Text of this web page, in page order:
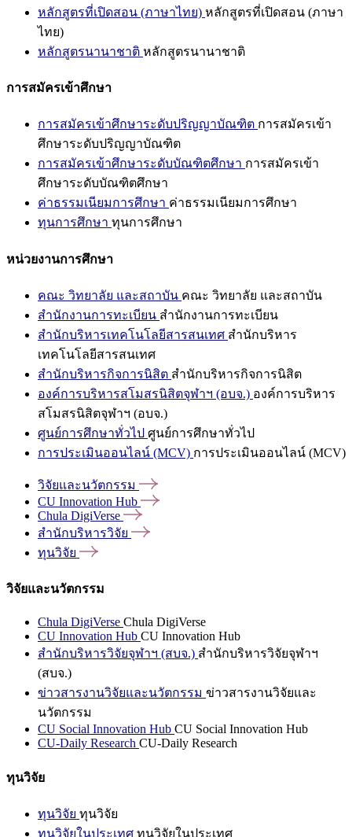
หลักสูตรที่เปิดสอน (ภาษาไทย) หลักสูตรที่เปิดสอน (ภาษา
ไทย)
หลักสูตรนานาชาติ หลักสูตรนานาชาติ
การสมัครเข้าศึกษา
การสมัครเข้าศึกษาระดับปริญญาบัณฑิต การสมัครเข้า
ศึกษาระดับปริญญาบัณฑิต
การสมัครเข้าศึกษาระดับบัณฑิตศึกษา การสมัครเข้า
ศึกษาระดับบัณฑิตศึกษา
ค่าธรรมเนียมการศึกษา ค่าธรรมเนียมการศึกษา
ทุนการศึกษา ทุนการศึกษา
หน่วยงานการศึกษา
คณะ วิทยาลัย และสถาบัน คณะ วิทยาลัย และสถาบัน
สำนักงานการทะเบียน สำนักงานการทะเบียน
สำนักบริหารเทคโนโลยีสารสนเทศ สำนักบริหาร
เทคโนโลยีสารสนเทศ
สำนักบริหารกิจการนิสิต สำนักบริหารกิจการนิสิต
องค์การบริหารสโมสรนิสิตจุฬาฯ (อบจ.) องค์การบริหาร
สโมสรนิสิตจุฬาฯ (อบจ.)
ศูนย์การศึกษาทั่วไป ศูนย์การศึกษาทั่วไป
การประเมินออนไลน์ (MCV) การประเมินออนไลน์ (MCV)
วิจัยและนวัตกรรม
CU Innovation Hub
Chula DigiVerse
สำนักบริหารวิจัย
ทุนวิจัย
วิจัยและนวัตกรรม
Chula DigiVerse Chula DigiVerse
CU Innovation Hub CU Innovation Hub
สำนักบริหารวิจัยจุฬาฯ (สบจ.) สำนักบริหารวิจัยจุฬาฯ
(สบจ.)
ข่าวสารงานวิจัยและนวัตกรรม ข่าวสารงานวิจัยและ
นวัตกรรม
CU Social Innovation Hub CU Social Innovation Hub
CU-Daily Research CU-Daily Research
ทุนวิจัย
ทุนวิจัย ทุนวิจัย
ทุนวิจัยในประเทศ ทุนวิจัยในประเทศ